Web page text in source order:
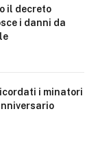
il decreto
i danni da
i minatori